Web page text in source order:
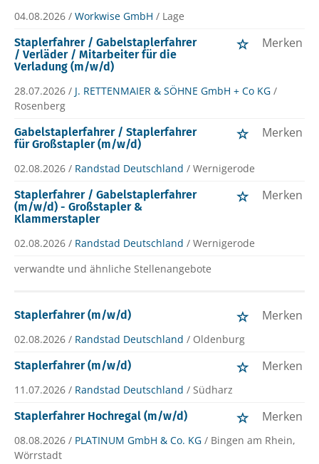
04.08.2026 / Workwise GmbH / Lage
Staplerfahrer / Gabelstaplerfahrer
/ Verläder / Mitarbeiter für die
Verladung (m/w/d)
Merken
28.07.2026 / J. RETTENMAIER & SÖHNE GmbH + Co KG /
Rosenberg
Gabelstaplerfahrer / Staplerfahrer
für Großstapler (m/w/d)
Merken
02.08.2026 / Randstad Deutschland / Wernigerode
Staplerfahrer / Gabelstaplerfahrer
(m/w/d) - Großstapler &
Klammerstapler
Merken
02.08.2026 / Randstad Deutschland / Wernigerode
verwandte und ähnliche Stellenangebote
Staplerfahrer (m/w/d) Merken
02.08.2026 / Randstad Deutschland / Oldenburg
Staplerfahrer (m/w/d)
Merken
11.07.2026 / Randstad Deutschland / Südharz
Staplerfahrer Hochregal (m/w/d)
Merken
08.08.2026 / PLATINUM GmbH & Co. KG / Bingen am Rhein,
Wörrstadt